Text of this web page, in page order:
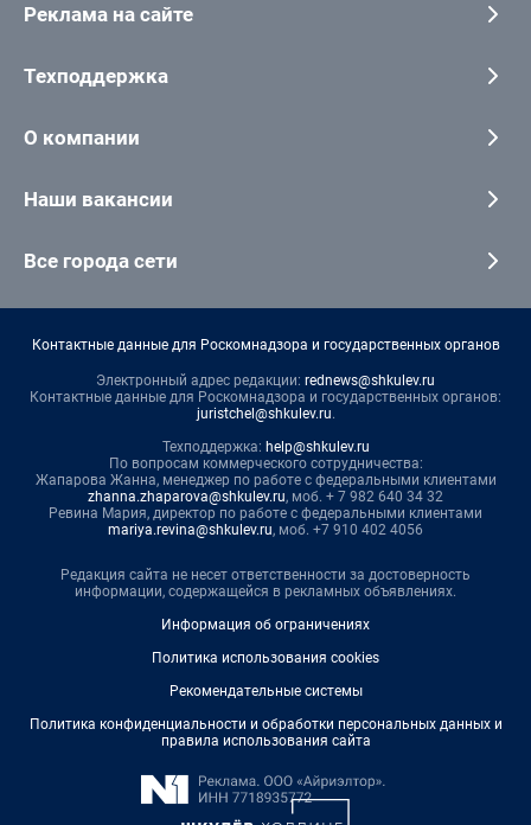
Реклама на сайте
Техподдержка
О компании
Наши вакансии
Все города сети
Контактные данные для Роскомнадзора и государственных органов
Электронный адрес редакции: rednews@shkulev.ru
Контактные данные для Роскомнадзора и государственных органов:
juristchel@shkulev.ru.
Техподдержка: help@shkulev.ru
По вопросам коммерческого сотрудничества:
Жапарова Жанна, менеджер по работе с федеральными клиентами
zhanna.zhaparova@shkulev.ru, моб. + 7 982 640 34 32
Ревина Мария, директор по работе с федеральными клиентами
mariya.revina@shkulev.ru, моб. +7 910 402 4056
Редакция сайта не несет ответственности за достоверность
информации, содержащейся в рекламных объявлениях.
Информация об ограничениях
Политика использования cookies
Рекомендательные системы
Политика конфиденциальности и обработки персональных данных и
правила использования сайта